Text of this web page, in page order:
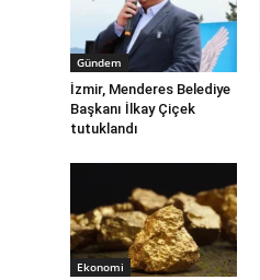
Gündem
İzmir, Menderes Belediye
Başkanı İlkay Çiçek
tutuklandı
Ekonomi